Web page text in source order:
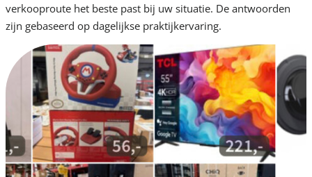
verkooproute het beste past bij uw situatie. De antwoorden
zijn gebaseerd op dagelijkse praktijkervaring.